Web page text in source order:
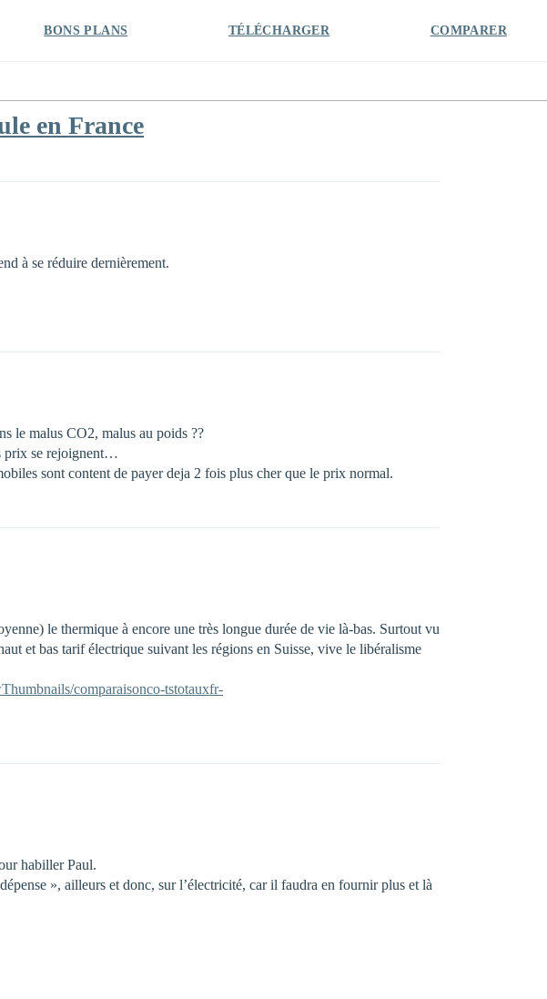
BONS PLANS TÉLÉCHARGER COMPARER
en France
à se réduire dernièrement.
le malus CO2, malus au poids ??
prix se rejoignent…
sont content de payer deja 2 fois plus cher que le prix normal.
le thermique à encore une très longue durée de vie là-bas. Surtout vu
et bas tarif électrique suivant les régions en Suisse, vive le libéralisme
comparaisonco-tstotauxfr-
habiller Paul.
», ailleurs et donc, sur l’électricité, car il faudra en fournir plus et là